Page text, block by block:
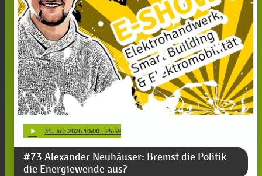
play_arrow 31. Juli 2026 10:00 · 25:59
#73 Alexander Neuhäuser: Bremst die Politik
die Energiewende aus?